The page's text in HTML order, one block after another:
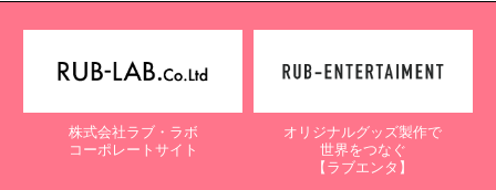
情報の利用目的の通知、開示、訂正・追加・削除、利用停止・消去
たします。これらの請求は、次の窓口にて受け付けております。
〒761-0323 香川県高松市亀田町90-1
株式会社ラブ・ラボ
株式会社ラブ・ラボ
コーポレートサイト
オリジナルグッズ製作で
世界をつなぐ
【ラブエンタ】